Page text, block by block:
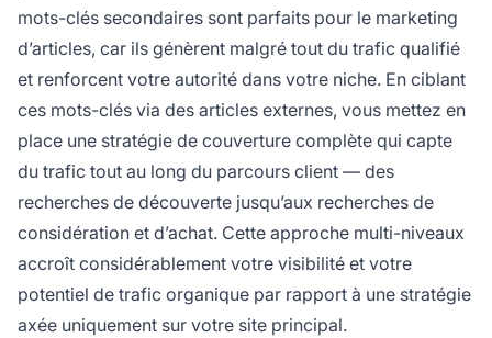
mots-clés secondaires sont parfaits pour le marketing
d’articles, car ils génèrent malgré tout du trafic qualifié
et renforcent votre autorité dans votre niche. En ciblant
ces mots-clés via des articles externes, vous mettez en
place une stratégie de couverture complète qui capte
du trafic tout au long du parcours client — des
recherches de découverte jusqu’aux recherches de
considération et d’achat. Cette approche multi-niveaux
accroît considérablement votre visibilité et votre
potentiel de trafic organique par rapport à une stratégie
axée uniquement sur votre site principal.